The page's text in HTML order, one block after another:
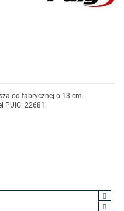
od fabrycznej o 13 cm.
PUIG: 22681.